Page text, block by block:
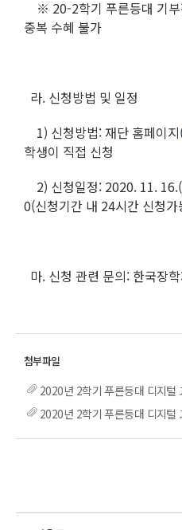
※ 20-2학기 푸른등대 기부
중복 수혜 불가
라. 신청방법 및 일정
1) 신청방법: 재단 홈페이
학생이 직접 신청
2) 신청일정: 2020. 11.
0(신청기간 내 24시간 신청가
마. 신청 관련 문의: 한국장
2020년 2학기 푸른등대 디지
2020년 2학기 푸른등대 디지